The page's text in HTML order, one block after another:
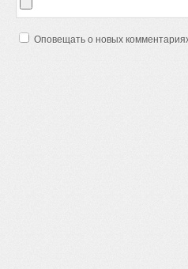
Оповещать о новых